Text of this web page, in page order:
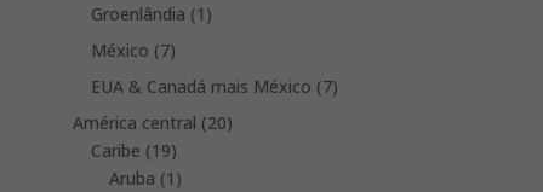
Groenlândia 1 1
México 77
products
EUA & Canadá mais México 77
América central 2020
Caribe 1919
products
Aruba 1 1